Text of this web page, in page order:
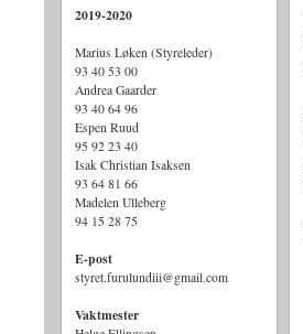
2019-2020
Marius Løken (Styreleder)
93 40 53 00
Andrea Gaarder
93 40 64 96
Espen Ruud
95 92 23 40
Isak Christian Isaksen
93 64 81 66
Madelen Ulleberg
94 15 28 75
E-post
styret.furulundiii@gmail.com
Vaktmester